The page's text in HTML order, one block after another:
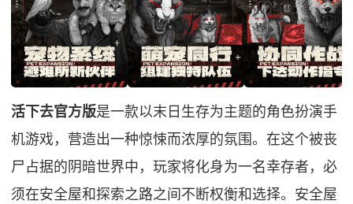
活下去官方版是一款以末日生存为主题的角色扮演手
机游戏，营造出一种惊悚而浓厚的氛围。在这个被丧
尸占据的阴暗世界中，玩家将化身为一名幸存者，必
须在安全屋和探索之路之间不断权衡和选择。安全屋